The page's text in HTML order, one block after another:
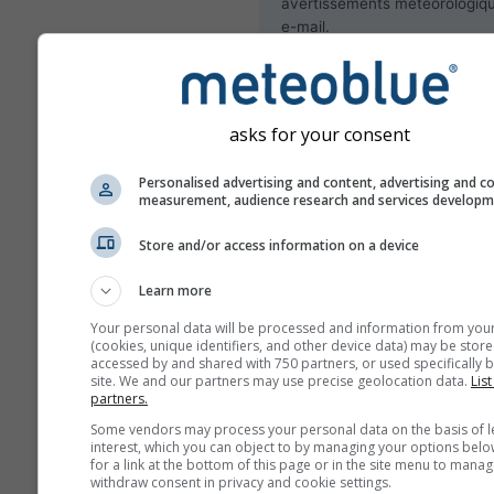
e-mail.
et peut être annulée à tout
Abonnez-vous à la
asks for your consent
Personalised advertising and content, advertising and
measurement, audience research and services
Store and/or access information on a device
Learn more
Your personal data will be processed and information from
(cookies, unique identifiers, and other device data) may be
accessed by and shared with 750 partners, or used specifically
site. We and our partners may use precise geolocation data.
partners.
Some vendors may process your personal data on the basis of
interest, which you can object to by managing your options
for a link at the bottom of this page or in the site menu to
withdraw consent in privacy and cookie settings.